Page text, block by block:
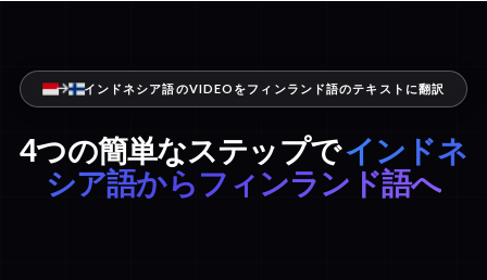
インドネシア語のVIDEOをフィンランド語のテキストに翻訳
4つの簡単なステップでインドネ
シア語からフィンランド語へ